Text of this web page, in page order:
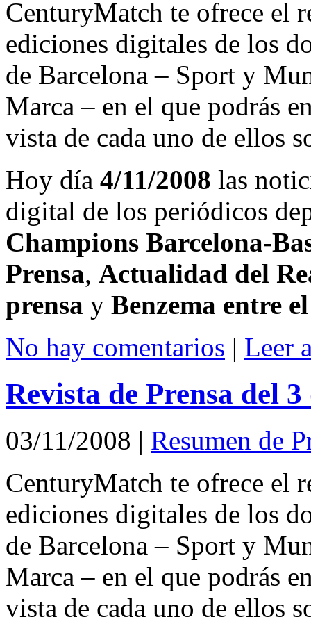
CenturyMatch te ofrece el
ediciones digitales de los
de Barcelona – Sport y
Marca – en el que podrás
vista de cada uno de ellos
Hoy día 4/11/2008 las
digital de los periódicos
Champions Barcelona-
Prensa, Actualidad del
prensa y Benzema entre
No hay comentarios | Leer
Revista de Prensa del
03/11/2008 | Resumen de
CenturyMatch te ofrece el
ediciones digitales de los
de Barcelona – Sport y
Marca – en el que podrás
vista de cada uno de ellos